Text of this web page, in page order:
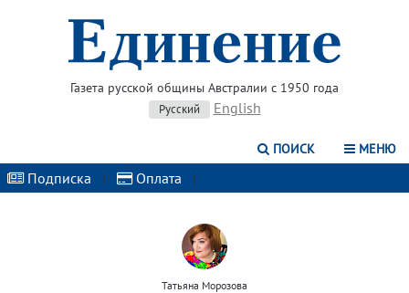
Газета русской общины Австралии с 1950 года
Русский English
ПОИСК МЕНЮ
Подписка | Оплата |
Татьяна Морозова